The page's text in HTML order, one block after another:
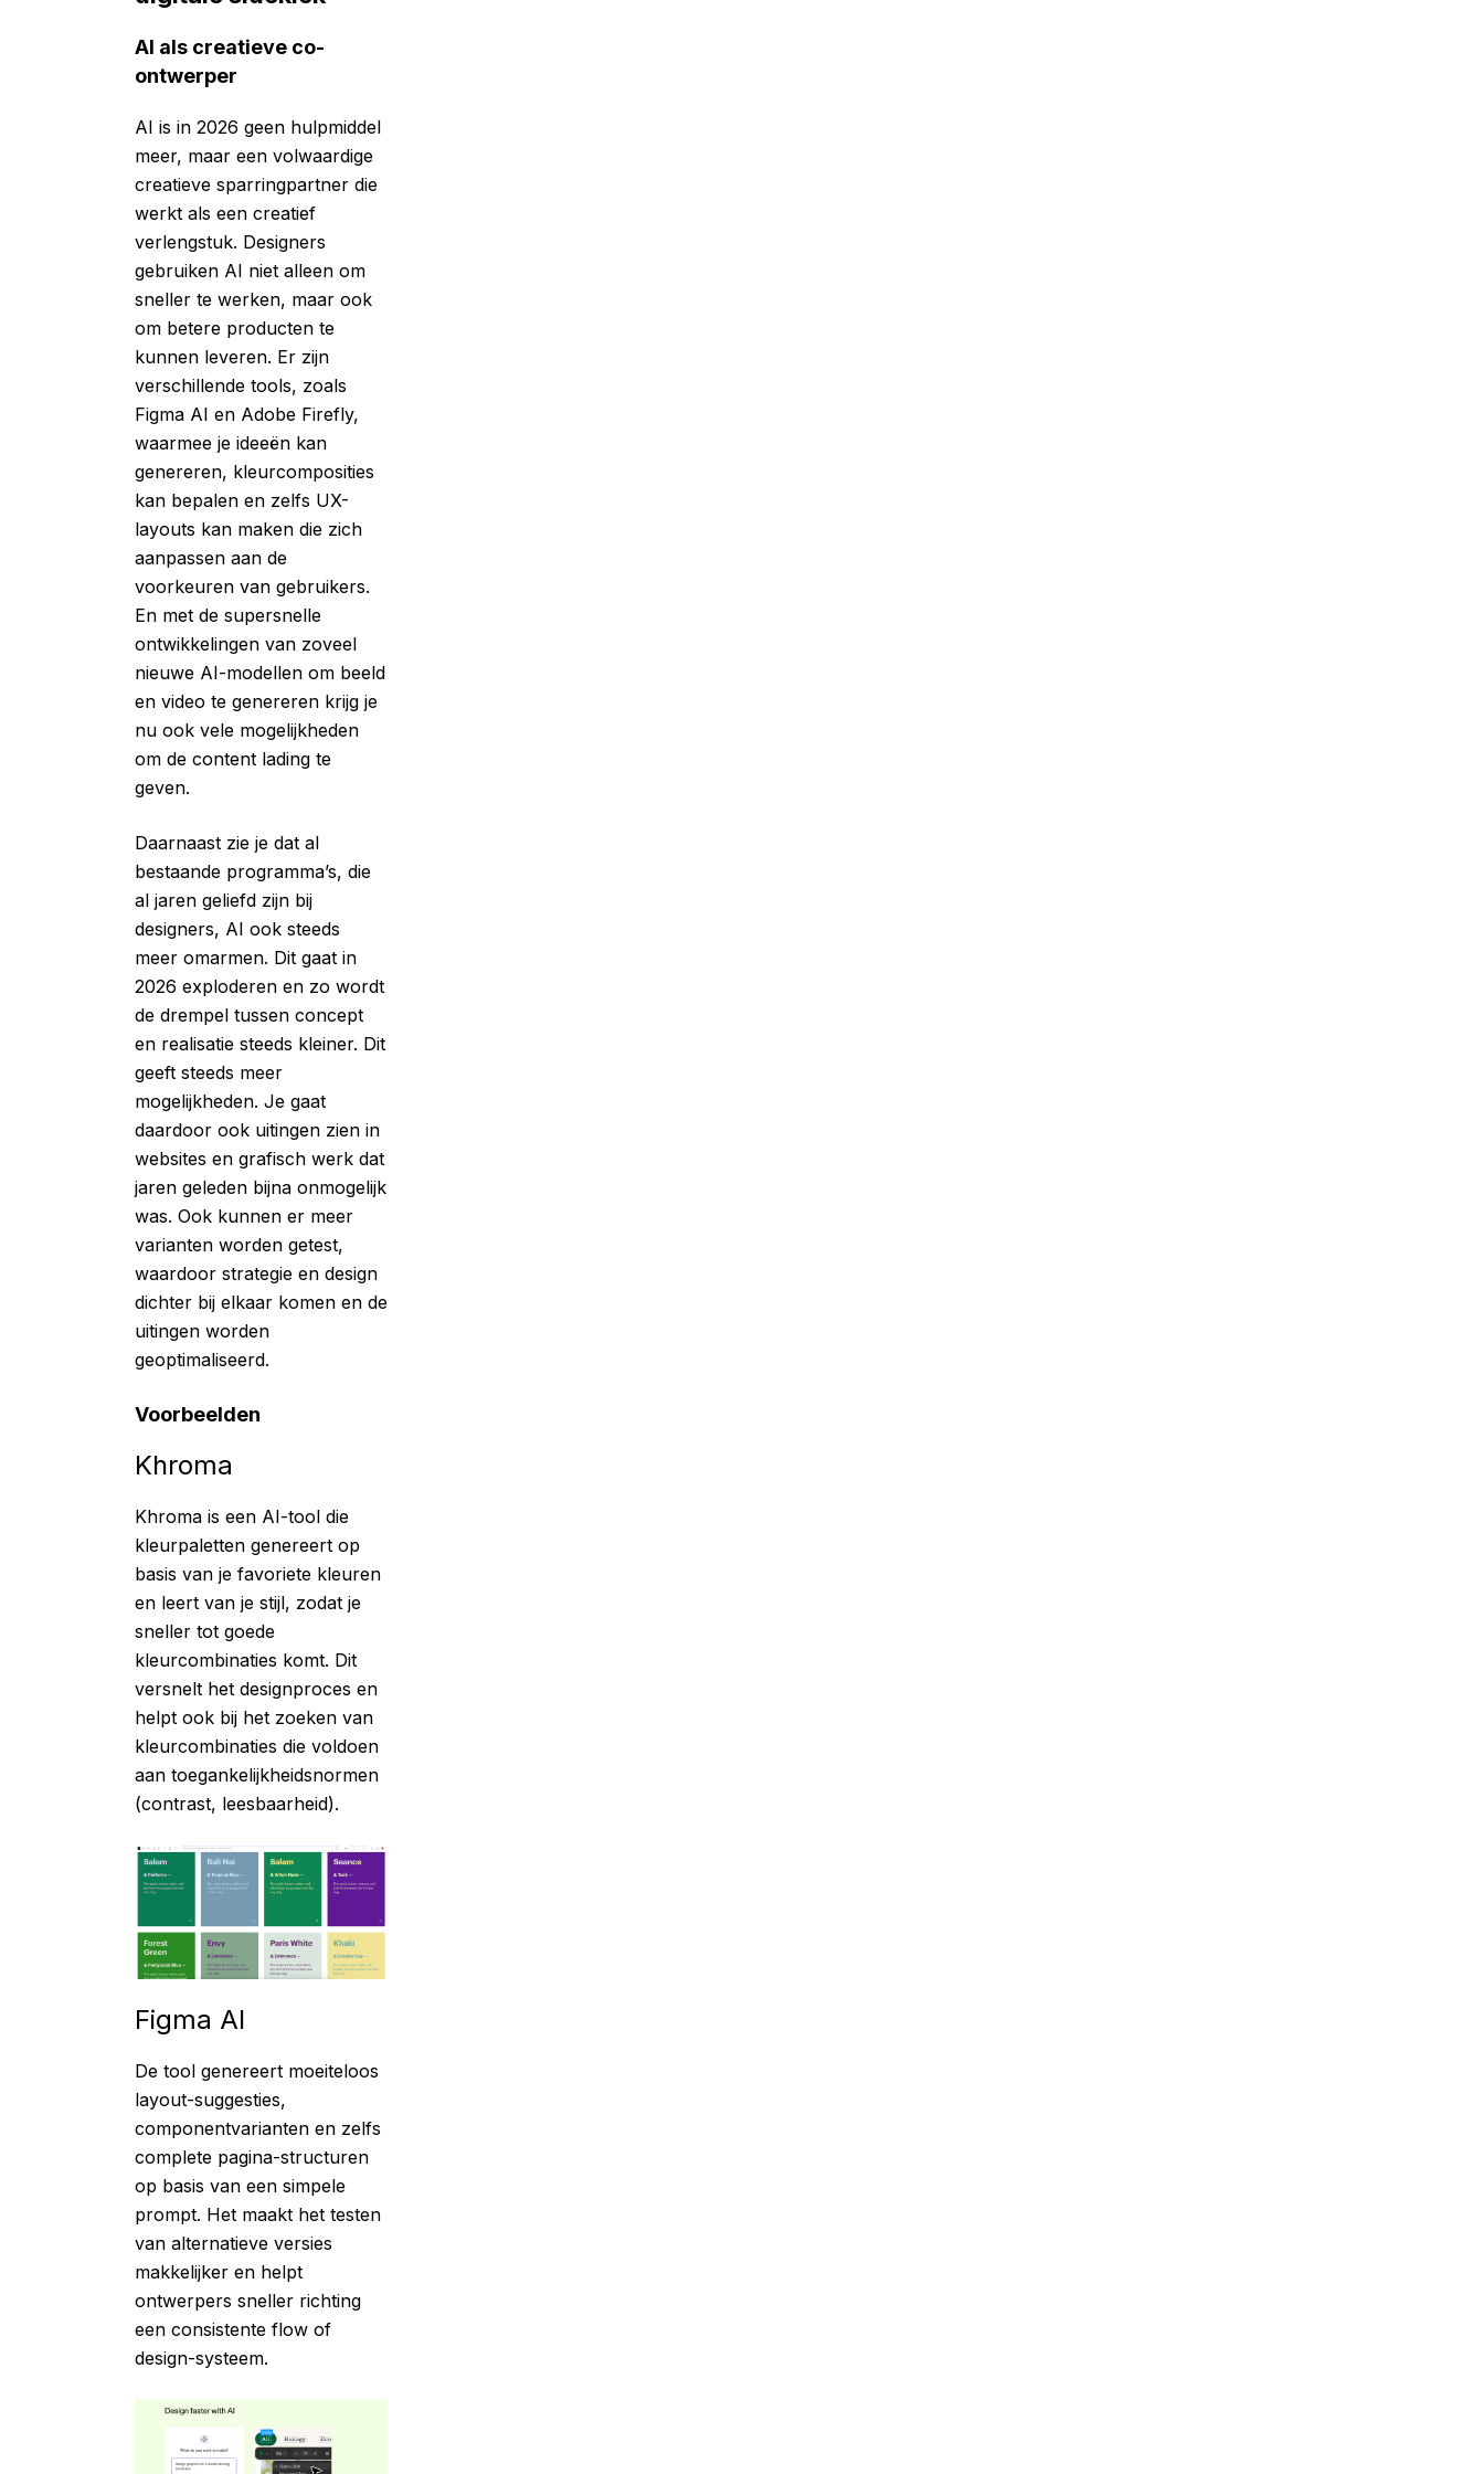
AI als creatieve co-
ontwerper
AI is in 2026 geen hulpmiddel
meer, maar een volwaardige
creatieve sparringpartner die
werkt als een creatief
verlengstuk. Designers
gebruiken AI niet alleen om
sneller te werken, maar ook
om betere producten te
kunnen leveren. Er zijn
verschillende tools, zoals
Figma AI en Adobe Firefly,
waarmee je ideeën kan
genereren, kleurcomposities
kan bepalen en zelfs UX-
layouts kan maken die zich
aanpassen aan de
voorkeuren van gebruikers.
En met de supersnelle
ontwikkelingen van zoveel
nieuwe AI-modellen om beeld
en video te genereren krijg je
nu ook vele mogelijkheden
om de content lading te
geven.
Daarnaast zie je dat al
bestaande programma’s, die
al jaren geliefd zijn bij
designers, AI ook steeds
meer omarmen. Dit gaat in
2026 exploderen en zo wordt
de drempel tussen concept
en realisatie steeds kleiner. Dit
geeft steeds meer
mogelijkheden. Je gaat
daardoor ook uitingen zien in
websites en grafisch werk dat
jaren geleden bijna onmogelijk
was. Ook kunnen er meer
varianten worden getest,
waardoor strategie en design
dichter bij elkaar komen en de
uitingen worden
geoptimaliseerd.
Voorbeelden
Khroma
Khroma is een AI-tool die
kleurpaletten genereert op
basis van je favoriete kleuren
en leert van je stijl, zodat je
sneller tot goede
kleurcombinaties komt. Dit
versnelt het designproces en
helpt ook bij het zoeken van
kleurcombinaties die voldoen
aan toegankelijkheidsnormen
(contrast, leesbaarheid).
Figma AI
De tool genereert moeiteloos
layout-suggesties,
componentvarianten en zelfs
complete pagina-structuren
op basis van een simpele
prompt. Het maakt het testen
van alternatieve versies
makkelijker en helpt
ontwerpers sneller richting
een consistente flow of
design-systeem.